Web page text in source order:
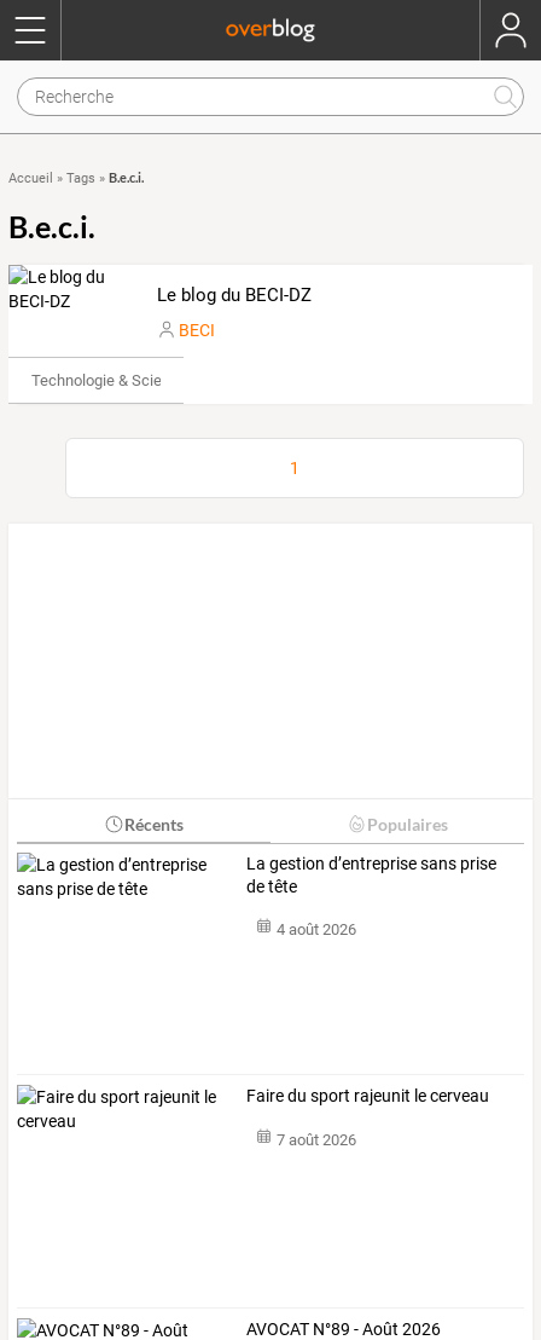
Accueil » Tags » B.e.c.i.
B.e.c.i.
Le blog du BECI-DZ
BECI
Technologie & Science
1
Récents Populaires
La gestion d’entreprise sans prise
de tête
4 août 2026
Faire du sport rajeunit le cerveau
7 août 2026
AVOCAT N°89 - Août 2026